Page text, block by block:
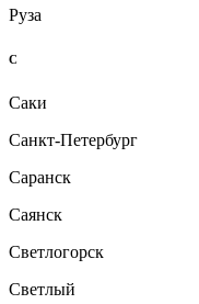
Руза
С
Саки
Санкт-Петербург
Саранск
Саянск
Светлогорск
Светлый